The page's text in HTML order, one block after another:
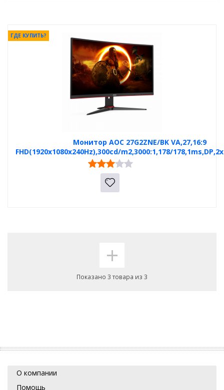
Монитор AOC 27G2ZNE/BK VA,27,16:9
FHD(1920x1080x240Hz),300cd/m2,3000:1,178/
ГДЕ КУПИТЬ?
+
Показано 3 товара из 3
О компании
Помощь